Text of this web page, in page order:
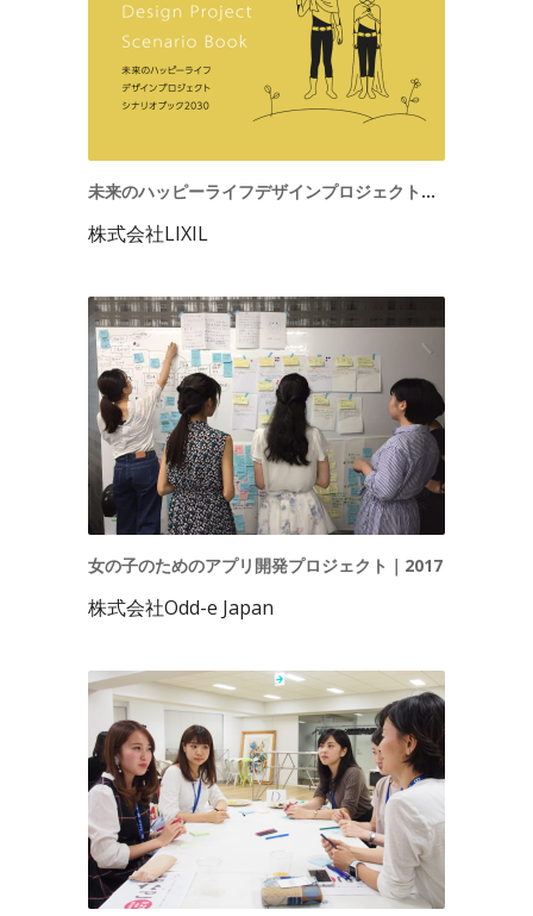
未来のハッピーライフデザインプロジェクト｜2020
株式会社LIXIL
女の子のためのアプリ開発プロジェクト｜2017
株式会社Odd-e Japan